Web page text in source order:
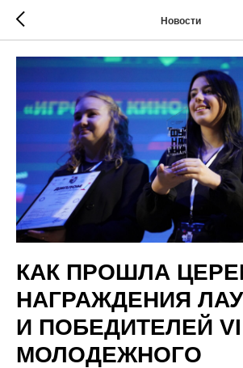
Новости
КАК ПРОШЛА
НАГРАЖДЕНИЯ
И ПОБЕДИТЕЛЕЙ VI
МОЛОДЕЖНОГО